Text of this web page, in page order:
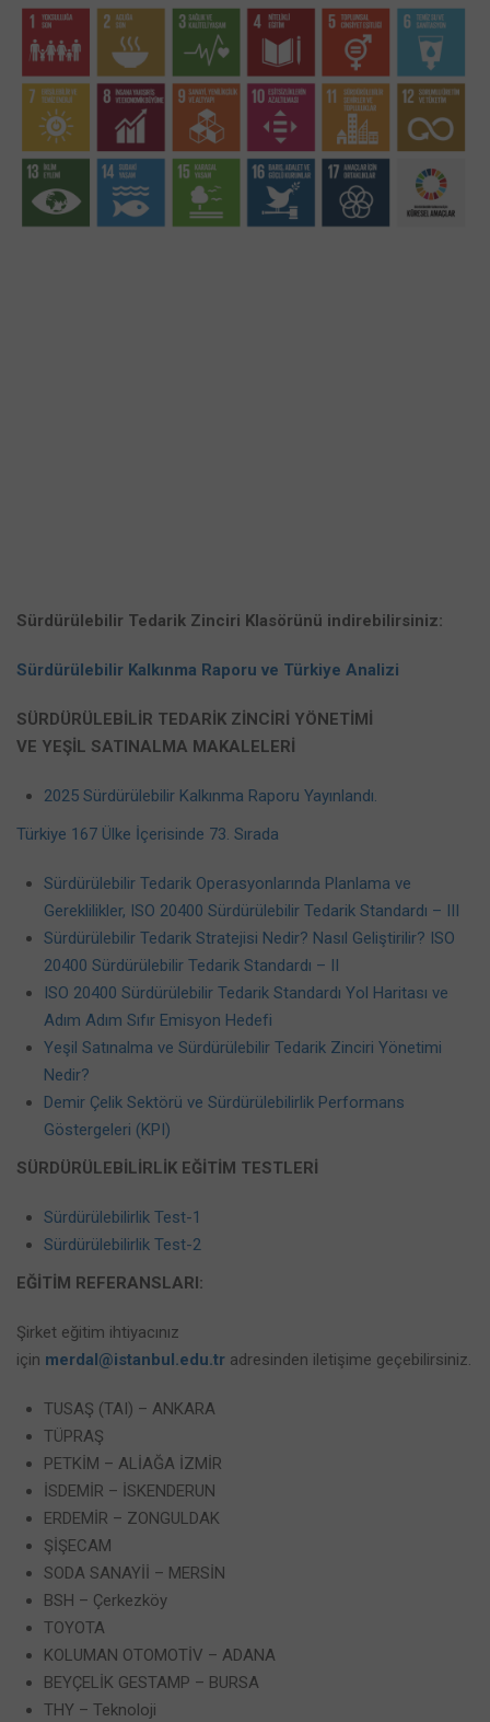
Sürdürülebilir Tedarik Zinciri Klasörünü indirebilirsiniz:
Sürdürülebilir Kalkınma Raporu ve Türkiye Analizi
SÜRDÜRÜLEBİLİR TEDARİK ZİNCİRİ YÖNETİMİ
VE YEŞİL SATINALMA MAKALELERİ
2025 Sürdürülebilir Kalkınma Raporu Yayınlandı.
Türkiye 167 Ülke İçerisinde 73. Sırada
Sürdürülebilir Tedarik Operasyonlarında Planlama ve
Gereklilikler, ISO 20400 Sürdürülebilir Tedarik Standardı – III
Sürdürülebilir Tedarik Stratejisi Nedir? Nasıl Geliştirilir? ISO
20400 Sürdürülebilir Tedarik Standardı – II
ISO 20400 Sürdürülebilir Tedarik Standardı Yol Haritası ve
Adım Adım Sıfır Emisyon Hedefi
Yeşil Satınalma ve Sürdürülebilir Tedarik Zinciri Yönetimi
Nedir?
Demir Çelik Sektörü ve Sürdürülebilirlik Performans
Göstergeleri (KPI)
SÜRDÜRÜLEBİLİRLİK EĞİTİM TESTLERİ
Sürdürülebilirlik Test-1
Sürdürülebilirlik Test-2
EĞİTİM REFERANSLARI:
Şirket eğitim ihtiyacınız
için merdal@istanbul.edu.tr adresinden iletişime geçebilirsiniz.
TUSAŞ (TAI) – ANKARA
TÜPRAŞ
PETKİM – ALİAĞA İZMİR
İSDEMİR – İSKENDERUN
ERDEMİR – ZONGULDAK
ŞİŞECAM
SODA SANAYİİ – MERSİN
BSH – Çerkezköy
TOYOTA
KOLUMAN OTOMOTİV – ADANA
BEYÇELİK GESTAMP – BURSA
THY – Teknoloji